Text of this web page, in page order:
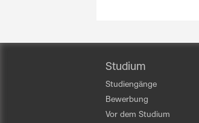
Studium
Studiengänge
Bewerbung
Vor dem Studium